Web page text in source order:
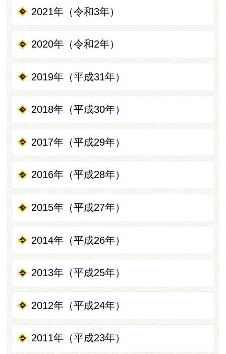
2021年（令和3年）
2020年（令和2年）
2019年（平成31年）
2018年（平成30年）
2017年（平成29年）
2016年（平成28年）
2015年（平成27年）
2014年（平成26年）
2013年（平成25年）
2012年（平成24年）
2011年（平成23年）